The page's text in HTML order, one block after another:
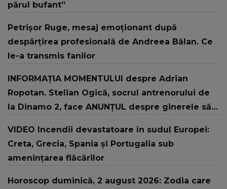
părul bufant”
Petrișor Ruge, mesaj emoționant după
despărțirea profesională de Andreea Bălan. Ce
le-a transmis fanilor
INFORMAȚIA MOMENTULUI despre Adrian
Ropotan. Stelian Ogică, socrul antrenorului de
la Dinamo 2, face ANUNȚUL despre ginerele său:
VIDEO Incendii devastatoare în sudul Europei:
Creta, Grecia, Spania și Portugalia sub
amenințarea flăcărilor
Horoscop duminică, 2 august 2026: Zodia care